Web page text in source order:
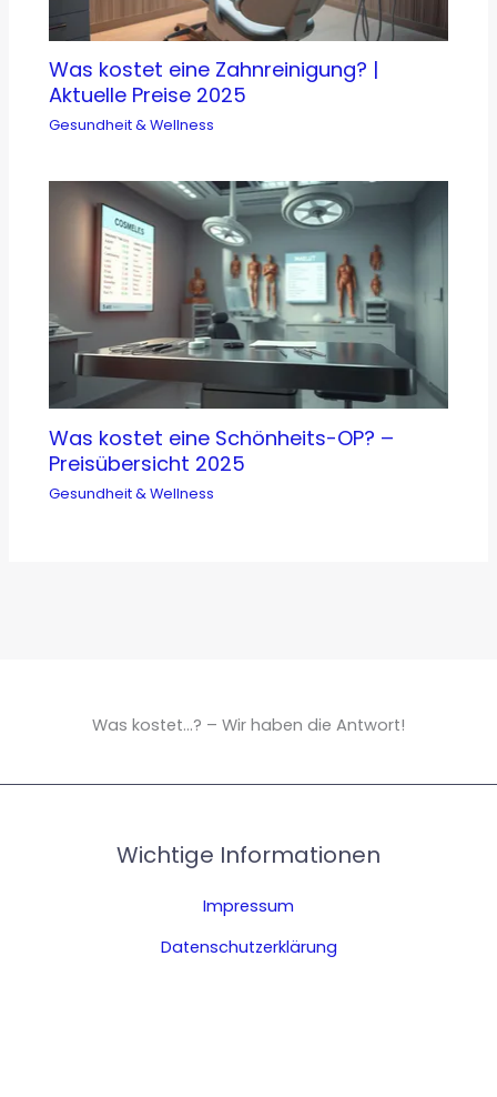
Was kostet eine Zahnreinigung? |
Aktuelle Preise 2025
Gesundheit & Wellness
Was kostet eine Schönheits-OP? –
Preisübersicht 2025
Gesundheit & Wellness
Was kostet...? – Wir haben die Antwort!
Wichtige Informationen
Impressum
Datenschutzerklärung